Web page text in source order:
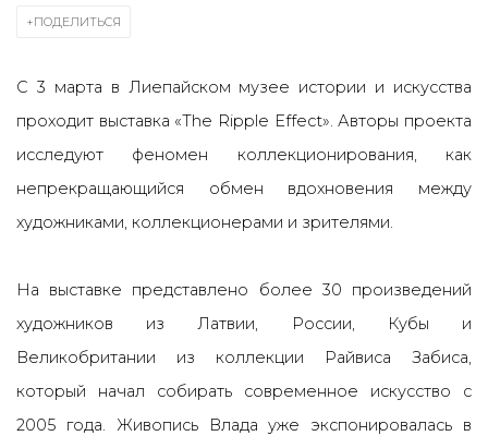
ПОДЕЛИТЬСЯ
С 3 марта в Лиепайском музее истории и искусства
проходит выставка «The Ripple Effect». Авторы проекта
исследуют феномен коллекционирования, как
непрекращающийся обмен вдохновения между
художниками, коллекционерами и зрителями.
На выставке представлено более 30 произведений
художников из Латвии, России, Кубы и
Великобритании из коллекции Райвиса Забиса,
который начал собирать современное искусство с
2005 года. Живопись Влада уже экспонировалась в